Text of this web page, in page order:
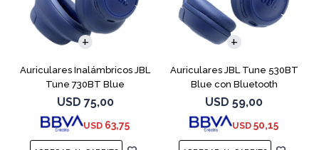
Auriculares Inalámbricos JBL
Tune 730BT Blue
USD 75,00
USD 63,75
Auriculares JBL Tune 530BT
Blue con Bluetooth
USD 59,00
USD 50,15